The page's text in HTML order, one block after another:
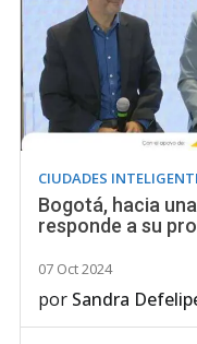
CIUDADES
Bogotá, hacia
responde a su
07 Oct 2024
por Sandra